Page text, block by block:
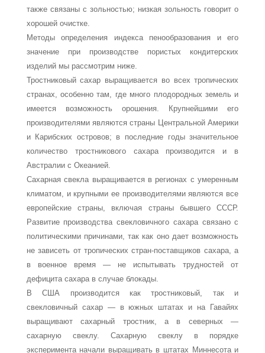
также свя­заны с зольностью; низкая зольность говорит о
хорошей очистке.
Методы определения индекса пенообразования и его
значение при производст­ве пористых кондитерских
изделий мы рассмотрим ниже.
Тростниковый сахар выращивается во всех тропических
странах, особенно там, где много плодородных земель и
имеется возможность орошения. Крупнейшими его
производителями являются страны Центральной Америки
и Карибских остро­вов; в последние годы значительное
количество тростникового сахара производит­ся и в
Австралии с Океанией.
Сахарная свекла выращивается в регионах с умеренным
климатом, и крупными ее производителями являются все
европейские страны, включая страны бывшего СССР.
Развитие производства свекловичного сахара связано с
политическими причинами, так как оно дает возможность
не зависеть от тропических стран-поставщиков сахара, а
в военное время — не испытывать трудностей от
дефицита сахара в случае блокады.
В США производится как тростниковый, так и
свекловичный сахар — в южных штатах и на Гавайях
выращивают сахарный тростник, а в северных —
сахарную свеклу. Сахарную свеклу в порядке
эксперимента начали выращивать в штатах Миннесота и